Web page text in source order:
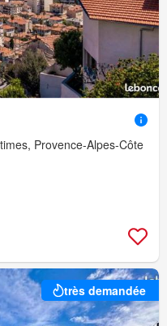
Provence-Alpes-Côte
très demandée